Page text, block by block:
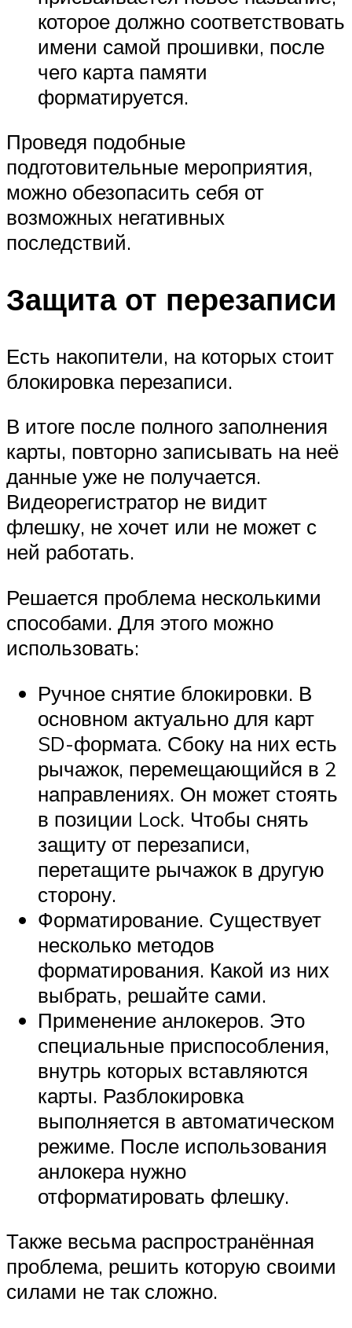
которое должно соответствовать
имени самой прошивки, после
чего карта памяти
форматируется.
Проведя подобные
подготовительные мероприятия,
можно обезопасить себя от
возможных негативных
последствий.
Защита от перезаписи
Есть накопители, на которых стоит
блокировка перезаписи.
В итоге после полного заполнения
карты, повторно записывать на неё
данные уже не получается.
Видеорегистратор не видит
флешку, не хочет или не может с
ней работать.
Решается проблема несколькими
способами. Для этого можно
использовать:
Ручное снятие блокировки. В
основном актуально для карт
SD-формата. Сбоку на них есть
рычажок, перемещающийся в 2
направлениях. Он может стоять
в позиции Lock. Чтобы снять
защиту от перезаписи,
перетащите рычажок в другую
сторону.
Форматирование. Существует
несколько методов
форматирования. Какой из них
выбрать, решайте сами.
Применение анлокеров. Это
специальные приспособления,
внутрь которых вставляются
карты. Разблокировка
выполняется в автоматическом
режиме. После использования
анлокера нужно
отформатировать флешку.
Также весьма распространённая
проблема, решить которую своими
силами не так сложно.